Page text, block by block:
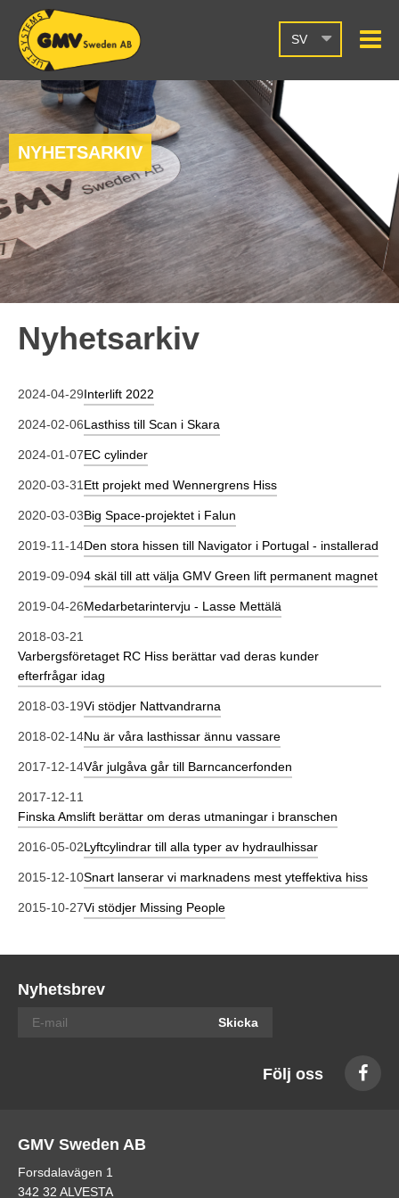
SV
NYHETSARKIV
Nyhetsarkiv
2024-04-29Interlift 2022
2024-02-06Lasthiss till Scan i Skara
2024-01-07EC cylinder
2020-03-31 Ett projekt med Wennergrens Hiss
2020-03-03Big Space-projektet i Falun
2019-11-14Den stora hissen till Navigator i Portugal - installerad
2019-09-094 skäl till att välja GMV Green lift permanent magnet
2019-04-26Medarbetarintervju - Lasse Mettälä
2018-03-21
Varbergsföretaget RC Hiss berättar vad deras kunder
efterfrågar idag
2018-03-19Vi stödjer Nattvandrarna
2018-02-14Nu är våra lasthissar ännu vassare
2017-12-14Vår julgåva går till Barncancerfonden
2017-12-11
Finska Amslift berättar om deras utmaningar i branschen
2016-05-02Lyftcylindrar till alla typer av hydraulhissar
2015-12-10Snart lanserar vi marknadens mest yteffektiva hiss
2015-10-27Vi stödjer Missing People
Nyhetsbrev
Skicka
Följ oss
GMV Sweden AB
Forsdalavägen 1
342 32 ALVESTA